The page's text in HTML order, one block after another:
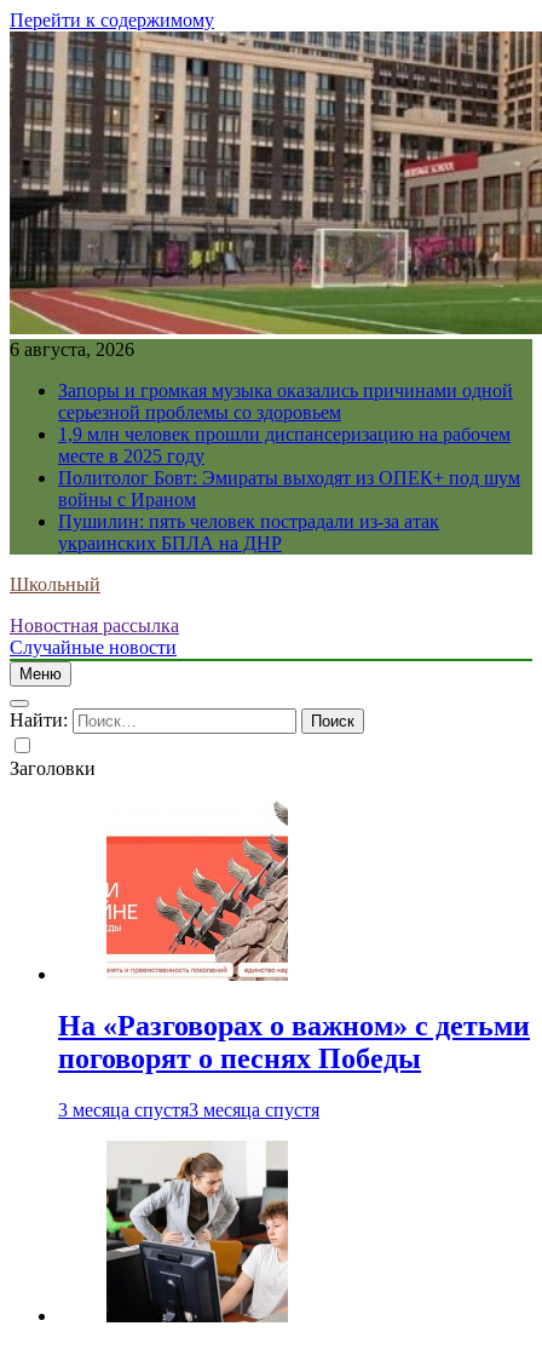
Перейти к содержимому
6 августа, 2026
Запоры и громкая музыка оказались причинами одной
серьезной проблемы со здоровьем
1,9 млн человек прошли диспансеризацию на рабочем
месте в 2025 году
Политолог Бовт: Эмираты выходят из ОПЕК+ под шум
войны с Ираном
Пушилин: пять человек пострадали из-за атак
украинских БПЛА на ДНР
Школьный
Новостная рассылка
Случайные новости
Меню
Найти:
Заголовки
На «Разговорах о важном» с детьми
поговорят о песнях Победы
3 месяца спустя3 месяца спустя